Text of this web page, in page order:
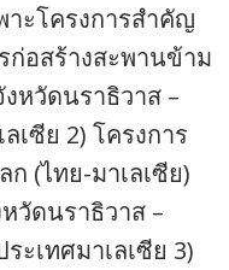
าะโครงการสำคัญ
ก่อสร้างสะพานข้าม
หวัดนราธิวาส –
เซีย 2) โครงการ
(ไทย-มาเลเซีย)
วัดนราธิวาส –
ะเทศมาเลเซีย 3)